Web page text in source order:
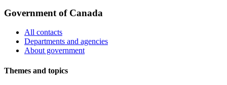
Government of Canada
All contacts
Departments and agencies
About government
Themes and topics